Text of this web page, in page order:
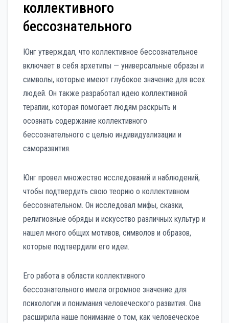
коллективного
бессознательного
Юнг утверждал, что коллективное бессознательное
включает в себя архетипы — универсальные образы и
символы, которые имеют глубокое значение для всех
людей. Он также разработал идею коллективной
терапии, которая помогает людям раскрыть и
осознать содержание коллективного
бессознательного с целью индивидуализации и
саморазвития.
Юнг провел множество исследований и наблюдений,
чтобы подтвердить свою теорию о коллективном
бессознательном. Он исследовал мифы, сказки,
религиозные обряды и искусство различных культур и
нашел много общих мотивов, символов и образов,
которые подтвердили его идеи.
Его работа в области коллективного
бессознательного имела огромное значение для
психологии и понимания человеческого развития. Она
расширила наше понимание о том, как человеческое